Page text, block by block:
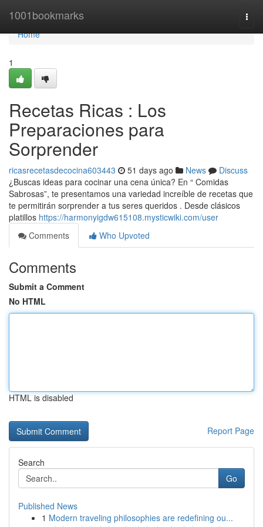
1001bookmarks
Home
Home
1
Recetas Ricas : Los
Preparaciones para
Sorprender
ricasrecetasdecocina603443 51 days ago News
Discuss
¿Buscas ideas para cocinar una cena única? En “ Comidas
Sabrosas”, te presentamos una variedad increíble de recetas que
te permitirán sorprender a tus seres queridos . Desde clásicos
platillos https://harmonyigdw615108.mysticwiki.com/user
Comments
Who Upvoted
Comments
Submit a Comment
No HTML
HTML is disabled
Report Page
Search
Go
Published News
1 Modern traveling philosophies are redefining ou...